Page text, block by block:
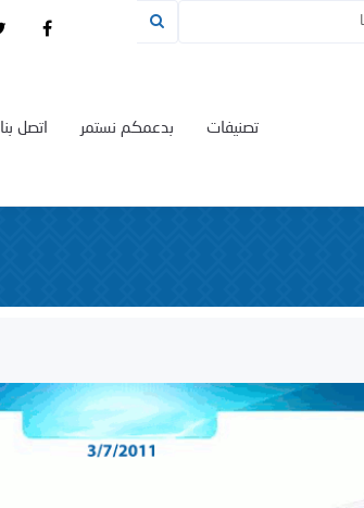
اتصل بنا بدعمكم نستمر تصنيفات